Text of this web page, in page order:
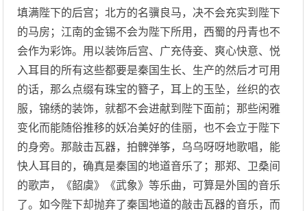
填满陛下的后宫；北方的名骥良马，决不会充实到陛下
的马房；江南的金锡不会为陛下所用，西蜀的丹青也不
会作为彩饰。用以装饰后宫、广充侍妾、爽心快意、悦
入耳目的所有这些都要是秦国生长、生产的然后才可用
的话，那么点缀有珠宝的簪子，耳上的玉坠，丝织的衣
服，锦绣的装饰，就都不会进献到陛下面前；那些闲雅
变化而能随俗推移的妖冶美好的佳丽，也不会立于陛下
的身旁。那敲击瓦器，拍髀弹筝，乌乌呀呀地歌唱，能
快人耳目的，确真是秦国的地道音乐了；那郑、卫桑间
的歌声，《韶虞》《武象》等乐曲，可算是外国的音乐
了。如今陛下却抛弃了秦国地道的敲击瓦器的音乐，而